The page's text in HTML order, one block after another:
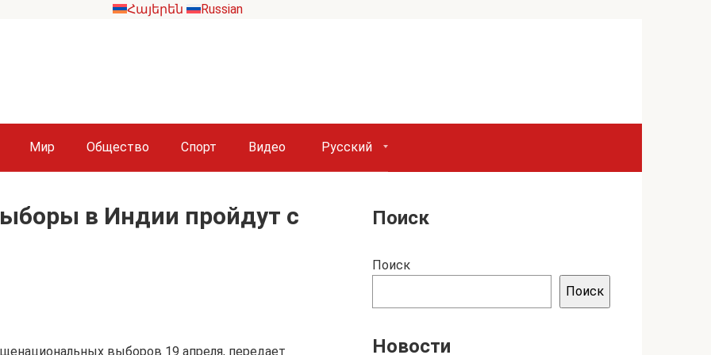
Հայերեն Russian
Мир Общество Спорт Видео Русский
в Индии пройдут с
выборов 19 апреля, передает
Поиск
Поиск
Поиск
Новости